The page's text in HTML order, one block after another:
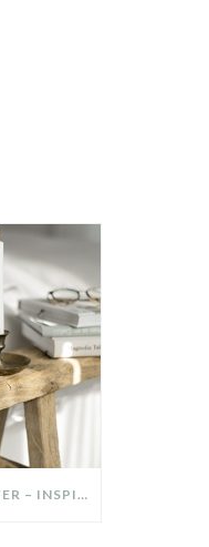
SCHLAFZIMMER MAKEOVER – INSPIRATION FÜR DEIN SCHLAFZIMMER: AUS ALT MACH NEU – HELL, GEMÜTLICH UND EINLADEND